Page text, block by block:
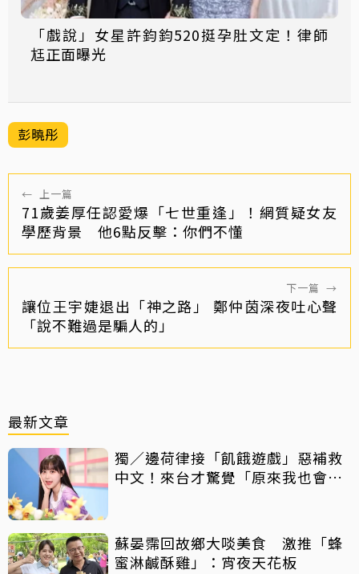
「戲說」女星許鈞鈞520挺孕肚文定！律師
尪正面曝光
彭曉彤
← 上一篇
71歲姜厚任認愛爆「七世重逢」！網質疑女友
學歷背景 他6點反擊：你們不懂
下一篇 →
讓位王宇婕退出「神之路」 鄭仲茵深夜吐心聲
「說不難過是騙人的」
最新文章
獨／邊荷律接「飢餓遊戲」惡補救
中文！來台才驚覺「原來我也會
蘇晏霈回故鄉大啖美食 激推「蜂
蜜淋鹹酥雞」：宵夜天花板